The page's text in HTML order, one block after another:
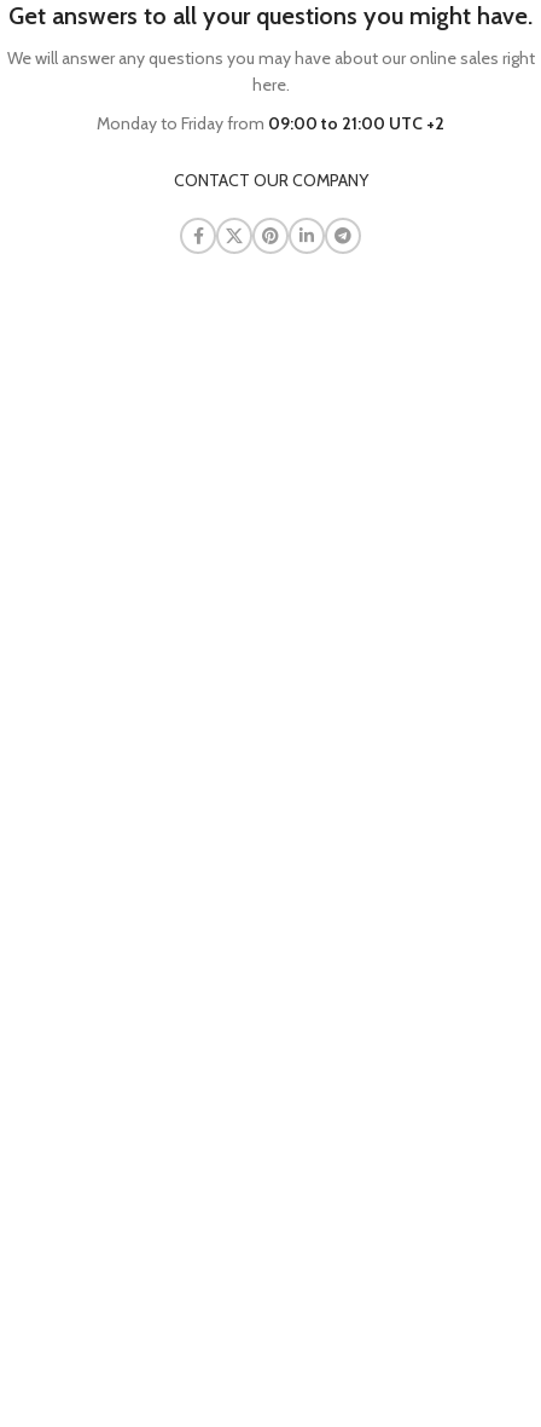
Get answers to all your questions you might have.
We will answer any questions you may have about our online sales right
here.
Monday to Friday from 09:00 to 21:00 UTC +2
CONTACT OUR COMPANY